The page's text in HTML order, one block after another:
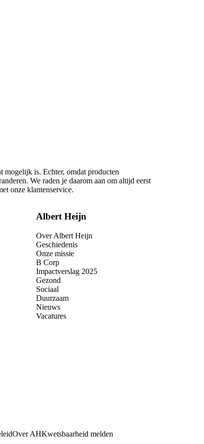
mogelijk is. Echter, omdat producten
We raden je daarom aan om altijd eerst
onze klantenservice.
Albert Heijn
Over Albert Heijn
Geschiedenis
Onze missie
B Corp
Impactverslag 2025
Gezond
Sociaal
Duurzaam
Nieuws
Vacatures
Over AHKwetsbaarheid melden